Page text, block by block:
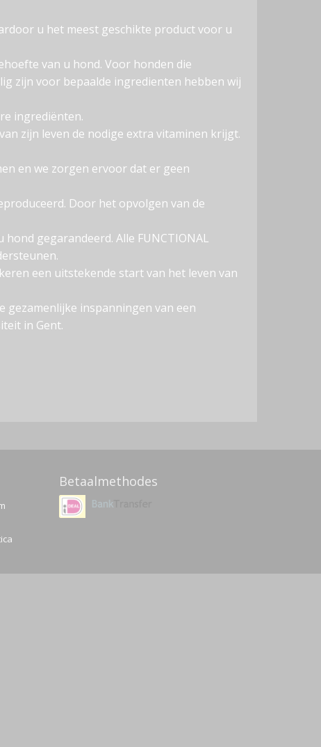
u het meest geschikte product voor u
van u hond. Voor honden die
zijn voor bepaalde ingredienten hebben wij
ingrediënten.
zijn leven de nodige extra vitaminen krijgt.
en we zorgen ervoor dat er geen
Door het opvolgen van de
gegarandeerd. Alle FUNCTIONAL
een uitstekende start van het leven van
gezamenlijke inspanningen van een
in Gent.
Betaalmethodes